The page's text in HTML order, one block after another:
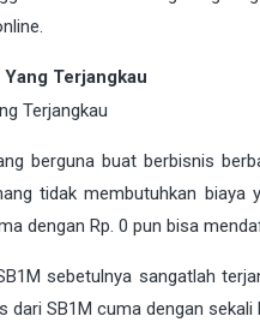
Terjangkau
berguna buat berbisnis
tidak membutuhkan
dengan Rp. 0 pun bisa
sebetulnya sangatlah
SB1M cuma dengan sekali